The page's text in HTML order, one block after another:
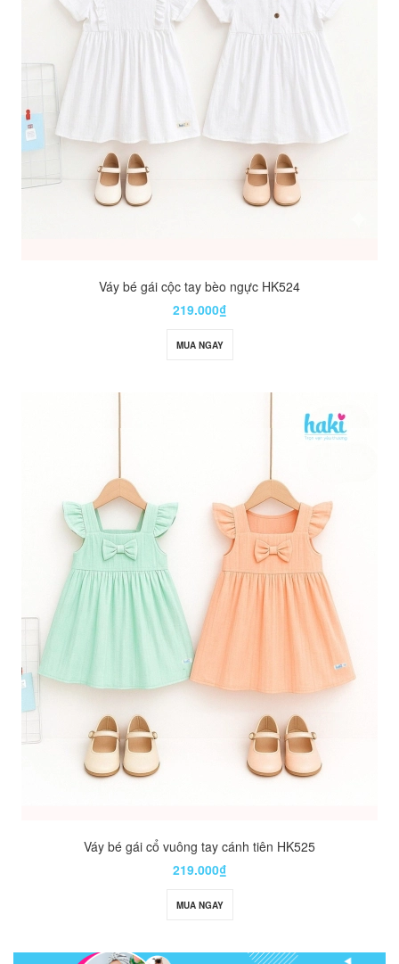
Váy bé gái cộc tay bèo ngực HK524
219.000₫
MUA NGAY
Váy bé gái cổ vuông tay cánh tiên HK525
219.000₫
MUA NGAY